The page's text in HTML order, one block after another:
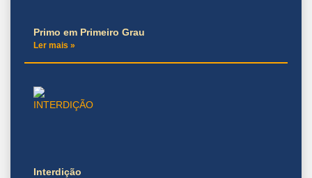
Primo em Primeiro Grau
Ler mais »
Interdição